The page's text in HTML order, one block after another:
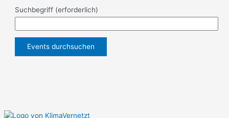
Suchbegriff (erforderlich)